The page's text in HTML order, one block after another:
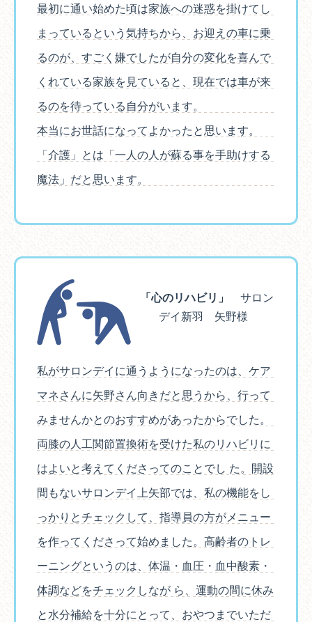
最初に通い始めた頃は家族への迷惑を掛けてし
まっているという気持ちから、お迎えの車に乗
るのが、すごく嫌でしたが自分の変化を喜んで
くれている家族を見ていると、現在では車が来
るのを待っている自分がいます。
本当にお世話になってよかったと思います。
「介護」とは「一人の人が蘇る事を手助けする
魔法」だと思います。
「心のリハビリ」
サロン
デイ新羽 矢野様
私がサロンデイに通うようになったのは、ケア
マネさんに矢野さん向きだと思うから、行って
みませんかとのおすすめがあったからでした。
両膝の人工関節置換術を受けた私のリハビリに
はよいと考えてくださってのことでし た。開設
間もないサロンデイ上矢部では、私の機能をし
っかりとチェックして、指導員の方がメニュー
を作ってくださって始めました。高齢者のトレ
ーニングというのは、体温・血圧・血中酸素・
体調などをチェックしなが ら、運動の間に休み
と水分補給を十分にとって、おやつまでいただ